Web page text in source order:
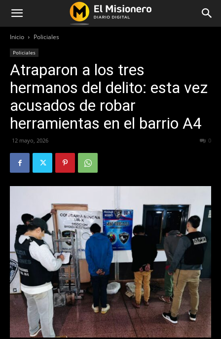
Inicio Policiales
Policiales
Atraparon a los tres
hermanos del delito: esta vez
acusados de robar
herramientas en el barrio A4
12 mayo, 2026 0